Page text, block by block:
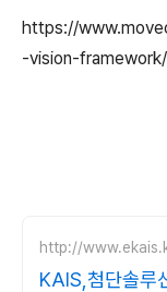
https://
-vision-framework/
http://
KAIS,첨단솔루